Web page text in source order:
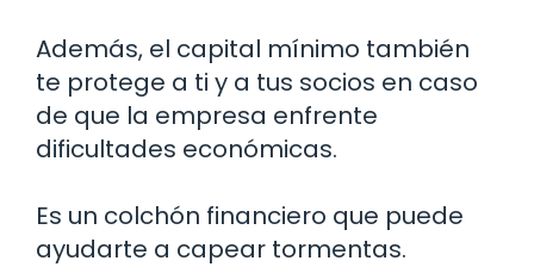
Además, el capital mínimo también
te protege a ti y a tus socios en caso
de que la empresa enfrente
dificultades económicas.
Es un colchón financiero que puede
ayudarte a capear tormentas.